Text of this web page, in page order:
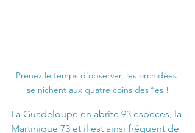
Prenez le temps d'observer, les orchidées
se nichent aux quatre coins des îles !
La Guadeloupe en abrite 93 espèces, la
Martinique 73 et il est ainsi fréquent de